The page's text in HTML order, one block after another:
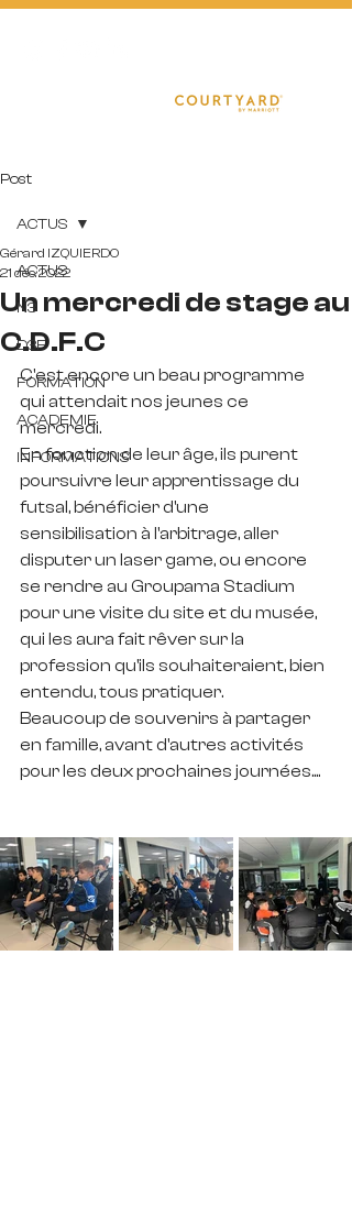
Post
ACTUS
N3
D3F
FORMATION
ACADEMIE
INFORMATIONS
ACTUS
Un mercredi de stage au
C.D.F.C
Gérard IZQUIERDO
21 déc. 2022
C'est encore un beau programme
qui attendait nos jeunes ce
mercredi.
En fonction de leur âge, ils purent
poursuivre leur apprentissage du
futsal, bénéficier d'une
sensibilisation à l'arbitrage, aller
disputer un laser game, ou encore
se rendre au Groupama Stadium
pour une visite du site et du musée,
qui les aura fait rêver sur la
profession qu'ils souhaiteraient, bien
entendu, tous pratiquer.
Beaucoup de souvenirs à partager
en famille, avant d'autres activités
pour les deux prochaines journées....